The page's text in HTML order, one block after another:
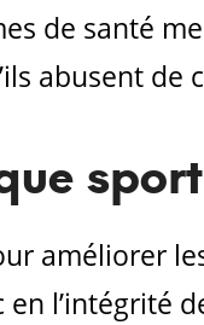
de santé
abusent de
améliorer
l’intégrité